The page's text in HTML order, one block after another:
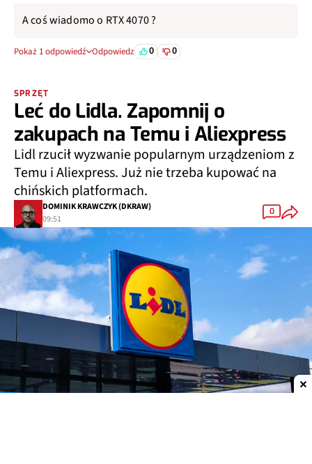
A coś wiadomo o RTX 4070 ?
Pokaż 1 odpowiedź Odpowiedz 0 0
SPRZĘT
Leć do Lidla. Zapomnij o
zakupach na Temu i Aliexpress
Lidl rzucił wyzwanie popularnym urządzeniom z
Temu i Aliexpress. Już nie trzeba kupować na
chińskich platformach.
DOMINIK KRAWCZYK (DKRAW)
09:51
0